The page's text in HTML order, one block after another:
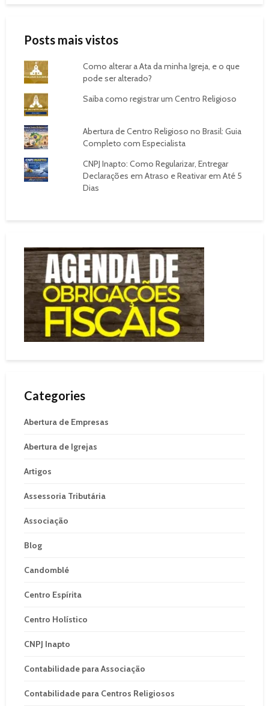
Posts mais vistos
Como alterar a Ata da minha Igreja, e o que
pode ser alterado?
Saiba como registrar um Centro Religioso
Abertura de Centro Religioso no Brasil: Guia
Completo com Especialista
CNPJ Inapto: Como Regularizar, Entregar
Declarações em Atraso e Reativar em Até 5
Dias
Categories
Abertura de Empresas
Abertura de Igrejas
Artigos
Assessoria Tributária
Associação
Blog
Candomblé
Centro Espírita
Centro Holístico
CNPJ Inapto
Contabilidade para Associação
Contabilidade para Centros Religiosos